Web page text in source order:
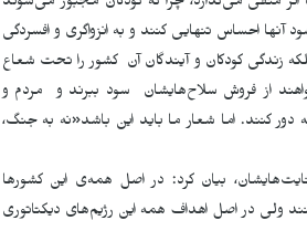
احساس تنهایی کنند و بە انزواگری و افسردگی
زندگی کودکان و آیند‌گان آن کشور را تحت شعاع
از فروش سلاح‌هایشان سود ببرند و مردم و
کنند. اما شعار ما باید این باشد«نە به جنگ،
بیان کرد: در اصل همەی این کشورها
ولی در اصل اهداف همه این رژیم‌های دیکتاتوری